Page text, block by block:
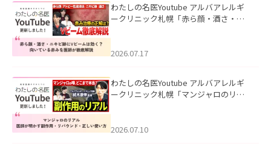
わたしの名医Youtube アルバアレルギ
ークリニック札幌「赤ら顔・酒さ・ニ
した。
2026.07.17
わたしの名医Youtube アルバアレルギ
ークリニック札幌「マンジャロのリア
た。
2026.07.10